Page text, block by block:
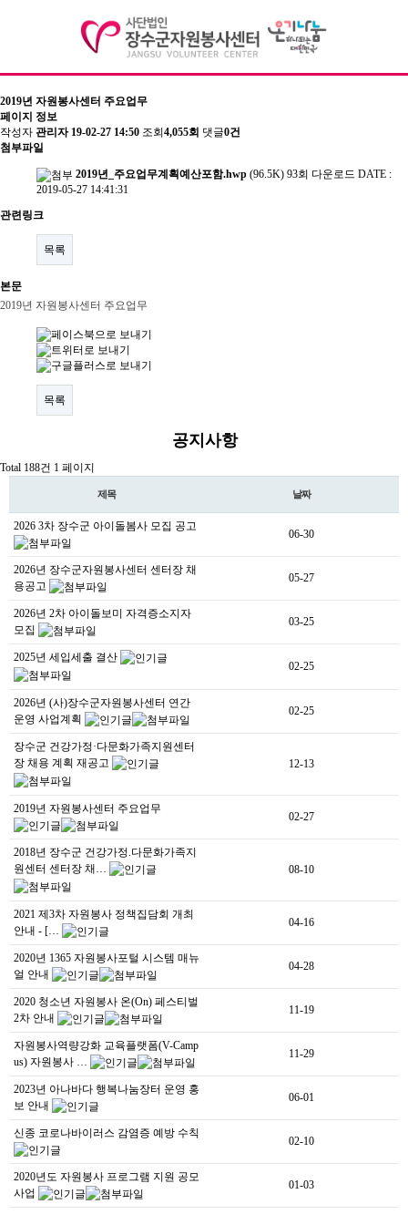
기관소개
센터장인사말
비전 및 연혁
조직도
주요사업/협력사업
찾아오시는길
자원봉사
자원봉사란?
자원봉사자 등록
자원봉사단체 등록
활동처 등록
활동처 현황
정보공개
공지사항
자료실
센터소식
센터일정
포토갤러리
언론보도
뉴스레터
커뮤니티
질문답변
2019년 자원봉사센터 주요업무
페이지 정보
작성자 관리자 19-02-27 14:50 조회 4,055회 댓글0건
첨부파일
2019년_주요업무계획예산포함.hwp (96.5K) 93회 다운로드 DATE :
2019-05-27 14:41:31
관련링크
목록
본문
2019년 자원봉사센터 주요업무
목록
공지사항
Total 188건 1 페이지
제목 날짜
2026 3차 장수군 아이돌봄사 모집 공고
06-30
2026년 장수군자원봉사센터 센터장 채
용공고
05-27
2026년 2차 아이돌보미 자격증소지자
모집
03-25
2025년 세입세출 결산
02-25
2026년 (사)장수군자원봉사센터 연간
운영 사업계획
02-25
장수군 건강가정·다문화가족지원센터
장 채용 계획 재공고
12-13
2019년 자원봉사센터 주요업무
02-27
2018년 장수군 건강가정.다문화가족지
원센터 센터장 채…
08-10
2021 제3차 자원봉사 정책집담회 개최
안내 - […
04-16
2020년 1365 자원봉사포털 시스템 매뉴
얼 안내
04-28
2020 청소년 자원봉사 온(On) 페스티벌
2차 안내
11-19
자원봉사역량강화 교육플랫폼(V-Camp
us) 자원봉사 …
11-29
2023년 아나바다 행복나눔장터 운영 홍
보 안내
06-01
신종 코로나바이러스 감염증 예방 수칙
02-10
2020년도 자원봉사 프로그램 지원 공모
사업
01-03